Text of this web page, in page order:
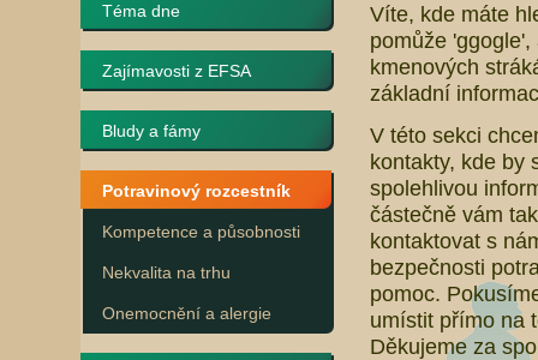
Téma dne
Zajímavosti z EFSA
Bludy a fámy
Potravinový rozcestník
Kompetence a působnosti
Nekvalita na trhu
Onemocnění a alergie
Víte, kde máte
pomůže
kmenových
základní
V této sekci
kontakty, kde by
spolehlivou
částečně vám
kontaktovat s
bezpečnosti
pomoc.
umístit přímo na
Děkujeme za